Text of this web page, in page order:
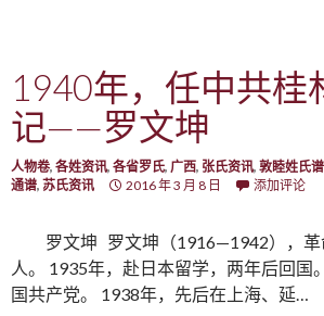
1940年，任中共桂
记——罗文坤
人物卷, 各姓资讯, 各省罗氏, 广西, 张氏资讯, 敦睦姓氏
通谱, 苏氏资讯 2016 年 3 月 8 日 添加评论
罗文坤 罗文坤（1916—1942），
人。 1935年，赴日本留学，两年后回国
国共产党。 1938年，先后在上海、延…